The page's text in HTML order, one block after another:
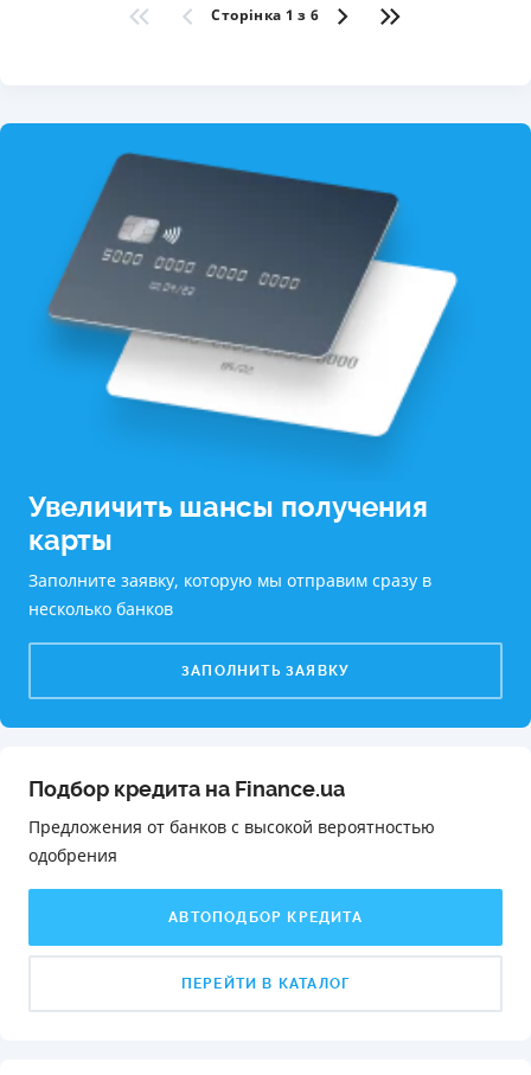
Сторінка 1 з 6
Увеличить шансы получения
карты
Заполните заявку, которую мы отправим сразу в
несколько банков
ЗАПОЛНИТЬ ЗАЯВКУ
Подбор кредита на Finance.ua
Предложения от банков с высокой вероятностью
одобрения️
АВТОПОДБОР КРЕДИТА
ПЕРЕЙТИ В КАТАЛОГ